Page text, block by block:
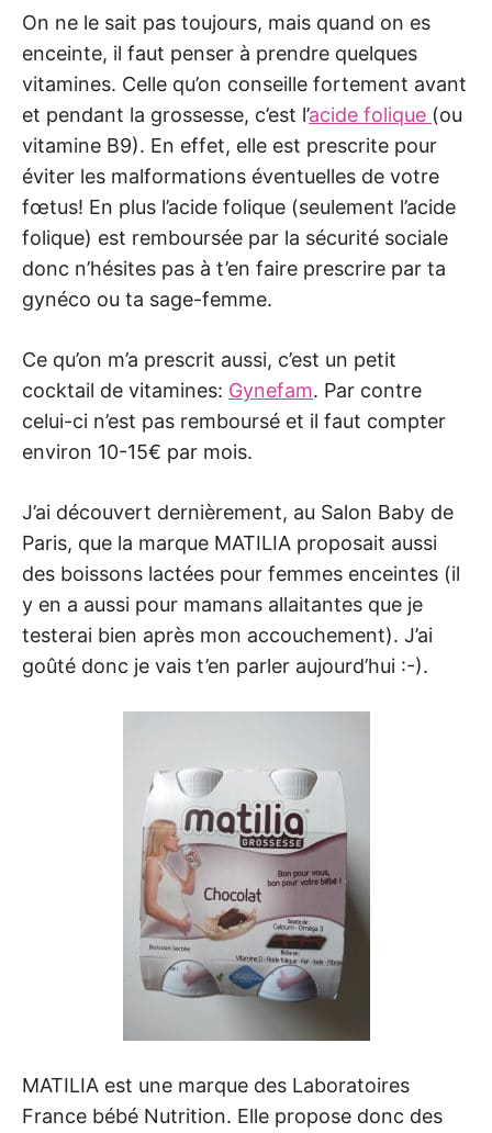
On ne le sait pas toujours, mais quand on es
enceinte, il faut penser à prendre quelques
vitamines. Celle qu’on conseille fortement avant
et pendant la grossesse, c’est l’acide folique (ou
vitamine B9). En effet, elle est prescrite pour
éviter les malformations éventuelles de votre
fœtus! En plus l’acide folique (seulement l’acide
folique) est remboursée par la sécurité sociale
donc n’hésites pas à t’en faire prescrire par ta
gynéco ou ta sage-femme.
Ce qu’on m’a prescrit aussi, c’est un petit
cocktail de vitamines: Gynefam. Par contre
celui-ci n’est pas remboursé et il faut compter
environ 10-15€ par mois.
J’ai découvert dernièrement, au Salon Baby de
Paris, que la marque MATILIA proposait aussi
des boissons lactées pour femmes enceintes (il
y en a aussi pour mamans allaitantes que je
testerai bien après mon accouchement). J’ai
goûté donc je vais t’en parler aujourd’hui :-).
MATILIA est une marque des Laboratoires
France bébé Nutrition. Elle propose donc des